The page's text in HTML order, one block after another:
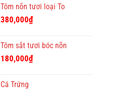
Tôm nõn tươi loại To
380,000₫
Tôm sắt tươi bóc nõn
180,000₫
Cá Trứng